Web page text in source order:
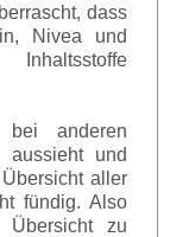
dass
Nivea und
Inhaltsstoffe
anderen
aussieht und
aller
fündig. Also
zu